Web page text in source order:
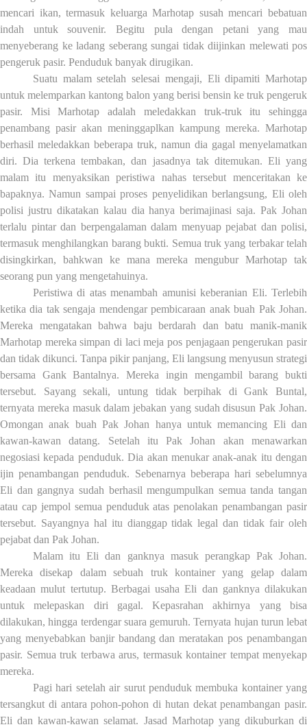
mencari ikan, termasuk keluarga Marhotap susah mencari bebatuan
indah untuk souvenir. Begitu pula dengan petani yang mau
menyeberang ke ladang seberang sungai tidak diijinkan melewati pos
pengeruk pasir. Penduduk banyak dirugikan.
Suatu malam setelah selesai mengaji, Eli dipamiti Marhotap
untuk melemparkan kantong balon yang berisi bensin ke truk pengeruk
pasir. Misi Marhotap adalah meledakkan truk-truk itu sehingga
penambang pasir akan meninggaplkan kampung mereka. Marhotap
berhasil meledakkan beberapa truk, namun dia gagal menyelamatkan
diri. Dia terkena tembakan, dan jasadnya tak ditemukan. Eli yang
malam itu menyaksikan peristiwa nahas tersebut menceritakan ke
bapaknya. Namun sampai proses penyelidikan berlangsung, Eli oleh
polisi justru dikatakan kalau dia hanya berimajinasi saja. Pak Johan
terlalu pintardan berpengalaman dalam menyuap pejabat dan polisi,
termasukmenghilangkan barang bukti. Semua truk yang terbakar telah
disingkirkan, bahkwan ke mana mereka mengubur Marhotap tak
seorang pun yang mengetahuinya.
Peristiwa di atas menambah amunisi keberanian Eli. Terlebih
ketika dia tak sengaja mendengar pembicaraan anak buah Pak Johan.
Mereka mengatakan bahwa baju berdarah dan batu manik-manik
Marhotap mereka simpan di laci meja pos penjagaan pengerukan pasir
dan tidak dikunci. Tanpa pikir panjang, Eli langsung menyusun strategi
bersama Gank Bantalnya.Mereka ingin mengambil barang bukti
tersebut. Sayang sekali, untung tidak berpihak diGank Buntal,
ternyata mereka masuk dalam jebakan yang sudah disusun Pak Johan.
Omongan anak buah Pak Johan hanya untuk memancing Eli dan
kawan-kawan datang. Setelah itu Pak Johan akan menawarkan
negosiasikepada penduduk. Dia akan menukar anak-anak itu dengan
ijin penambangan penduduk. Sebenarnya beberapa hari sebelumnya
Eli dan gangnya sudah berhasil mengumpulkan semua tanda tangan
atau cap jempol semua penduduk atas penolakan penambangan pasir
tersebut. Sayangnya hal itu dianggap tidak legal dan tidak fair oleh
pejabat dan Pak Johan.
Malam itu Eli dan ganknya masuk perangkap Pak Johan.
Mereka disekap dalam sebuah truk kontainer yang gelap dalam
keadaan mulut tertutup. Berbagai usaha Eli dan ganknya dilakukan
untuk melepaskan diri gagal. Kepasrahan akhirnya yang bisa
dilakukan, hingga terdengar suara gemuruh. Ternyata hujan turun lebat
yang menyebabkan banjir bandang dan meratakan pos penambangan
pasir. Semua truk terbawa arus, termasuk kontainer tempat menyekap
mereka.
Pagi hari setelah air surut penduduk membuka kontainer yang
tersangkut di antarapohon-pohon di hutan dekat penambangan pasir.
Eli dan kawan-kawan selamat. Jasad Marhotap yang dikuburkan di